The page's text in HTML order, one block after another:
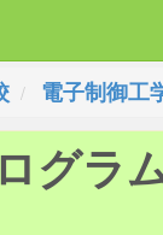
電子制御工
グラ